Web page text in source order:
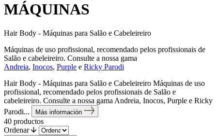
MÁQUINAS
Hair Body - Máquinas para Salão e Cabeleireiro
Máquinas de uso profissional, recomendado pelos profissionais de
Salão e cabeleireiro. Consulte a nossa gama
Andreia, Inocos, Purple e Ricky Parodi
Hair Body - Máquinas para Salão e Cabeleireiro Máquinas de uso
profissional, recomendado pelos profissionais de Salão e
cabeleireiro. Consulte a nossa gama Andreia, Inocos, Purple e Ricky
Parodi...
Más información
40 productos
Ordenar